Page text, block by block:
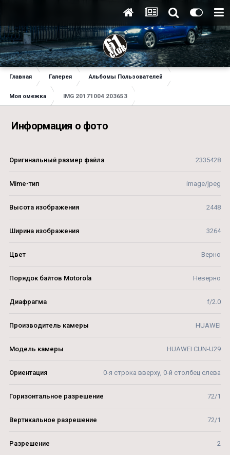
Главная Галерея Альбомы Пользователей
Моя омежка IMG 20171004 203653
Информация о фото
Оригинальный размер файла 2335428
Mime-тип image/jpeg
Высота изображения 2448
Ширина изображения 3264
Цвет Верно
Порядок байтов Motorola Неверно
Диафрагма f/2.0
Производитель камеры HUAWEI
Модель камеры HUAWEI CUN-U29
Ориентация 0-я строка вверху, 0-й столбец слева
Горизонтальное разрешение 72/1
Вертикальное разрешение 72/1
Разрешение 2